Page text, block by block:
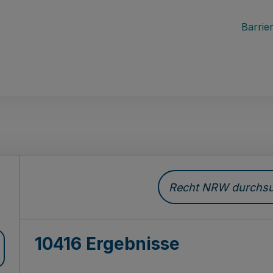
Recht NRW
10416 Ergebnisse